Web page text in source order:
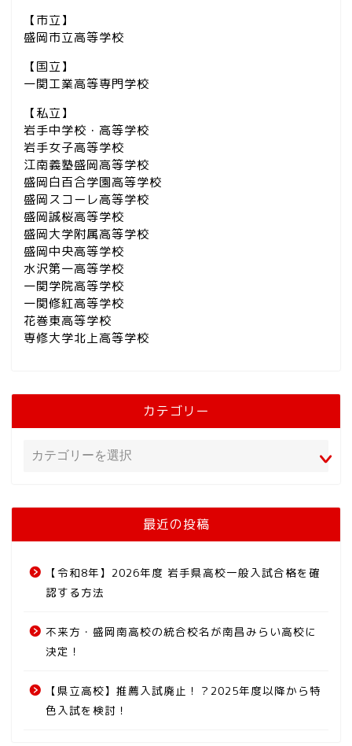
【市立】
盛岡市立高等学校
【国立】
一関工業高等専門学校
【私立】
岩手中学校・高等学校
岩手女子高等学校
江南義塾盛岡高等学校
盛岡白百合学園高等学校
盛岡スコーレ高等学校
盛岡誠桜高等学校
盛岡大学附属高等学校
盛岡中央高等学校
水沢第一高等学校
一関学院高等学校
一関修紅高等学校
花巻東高等学校
専修大学北上高等学校
カテゴリー
最近の投稿
【令和8年】2026年度 岩手県高校一般入試合格を確
認する方法
不来方・盛岡南高校の統合校名が南昌みらい高校に
決定！
【県立高校】推薦入試廃止！？2025年度以降から特
色入試を検討！